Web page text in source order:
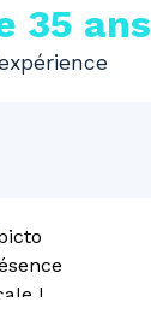
35 ans